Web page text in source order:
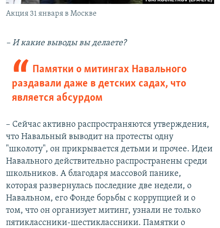
Акция 31 января в Москве
– И какие выводы вы делаете?
Памятки о митингах Навального
раздавали даже в детских садах, что
является абсурдом
– Сейчас активно распространяются утверждения,
что Навальный выводит на протесты одну
"школоту", он прикрывается детьми и прочее. Идеи
Навального действительно распространены среди
школьников. А благодаря массовой панике,
которая развернулась последние две недели, о
Навальном, его Фонде борьбы с коррупцией и о
том, что он организует митинг, узнали не только
пятиклассники-шестиклассники. Памятки о